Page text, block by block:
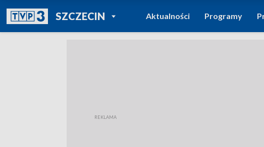
SZCZECINPOWRÓT DO
TVP REGIONY
Aktualności Programy